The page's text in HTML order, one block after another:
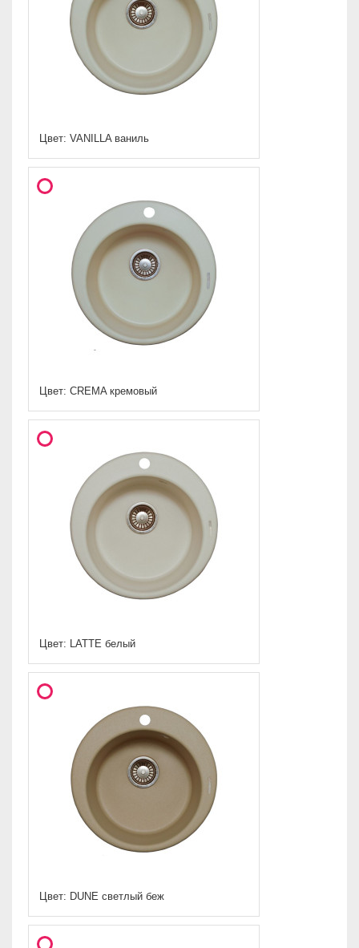
Цвет: VANILLA ваниль
Цвет: CREMA кремовый
Цвет: LATTE белый
Цвет: DUNE светлый беж